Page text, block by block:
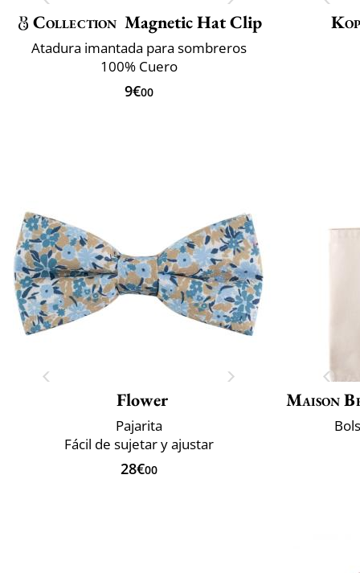
Collection Magnetic Hat Clip
Atadura imantada para sombreros
100% Cuero
9€00
Flower
Pajarita
Fácil de sujetar y ajustar
28€00
Maison